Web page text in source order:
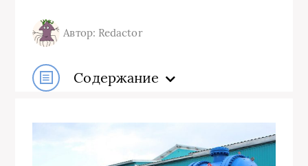
Автор: Redactor
Содержание